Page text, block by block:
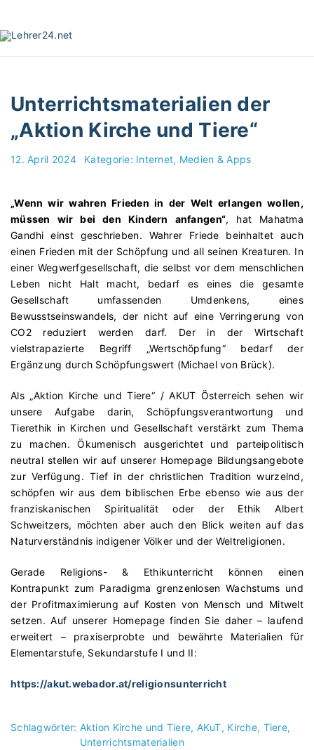
i
Unterrichtsmaterialien der
„Aktion Kirche und Tiere“
12. April 2024 Kategorie: Internet, Medien & Apps
„Wenn wir wahren Frieden in der Welt erlangen wollen,
müssen wir bei den Kindern anfangen“, hat Mahatma
Gandhi einst geschrieben. Wahrer Friede beinhaltet auch
einen Frieden mit der Schöpfung und all seinen Kreaturen. In
einer Wegwerfgesellschaft, die selbst vor dem menschlichen
Leben nicht Halt macht, bedarf es eines die gesamte
Gesellschaft umfassenden Umdenkens, eines
Bewusstseinswandels, der nicht auf eine Verringerung von
CO2 reduziert werden darf. Der in der Wirtschaft
vielstrapazierte Begriff „Wertschöpfung“ bedarf der
Ergänzung durch Schöpfungswert (Michael von Brück).
Als „Aktion Kirche und Tiere“ / AKUT Österreich sehen wir
unsere Aufgabe darin, Schöpfungsverantwortung und
Tierethik in Kirchen und Gesellschaft verstärkt zum Thema
zu machen. Ökumenisch ausgerichtet und parteipolitisch
neutral stellen wir auf unserer Homepage Bildungsangebote
zur Verfügung. Tief in der christlichen Tradition wurzelnd,
schöpfen wir aus dem biblischen Erbe ebenso wie aus der
franziskanischen Spiritualität oder der Ethik Albert
Schweitzers, möchten aber auch den Blick weiten auf das
Naturverständnis indigener Völker und der Weltreligionen.
Gerade Religions- & Ethikunterricht können einen
Kontrapunkt zum Paradigma grenzenlosen Wachstums und
der Profitmaximierung auf Kosten von Mensch und Mitwelt
setzen. Auf unserer Homepage finden Sie daher – laufend
erweitert – praxiserprobte und bewährte Materialien für
Elementarstufe, Sekundarstufe I und II:
https://akut.webador.at/religionsunterricht
Schlagwörter: Aktion Kirche und Tiere AKuT Kirche Tiere
Unterrichtsmaterialien